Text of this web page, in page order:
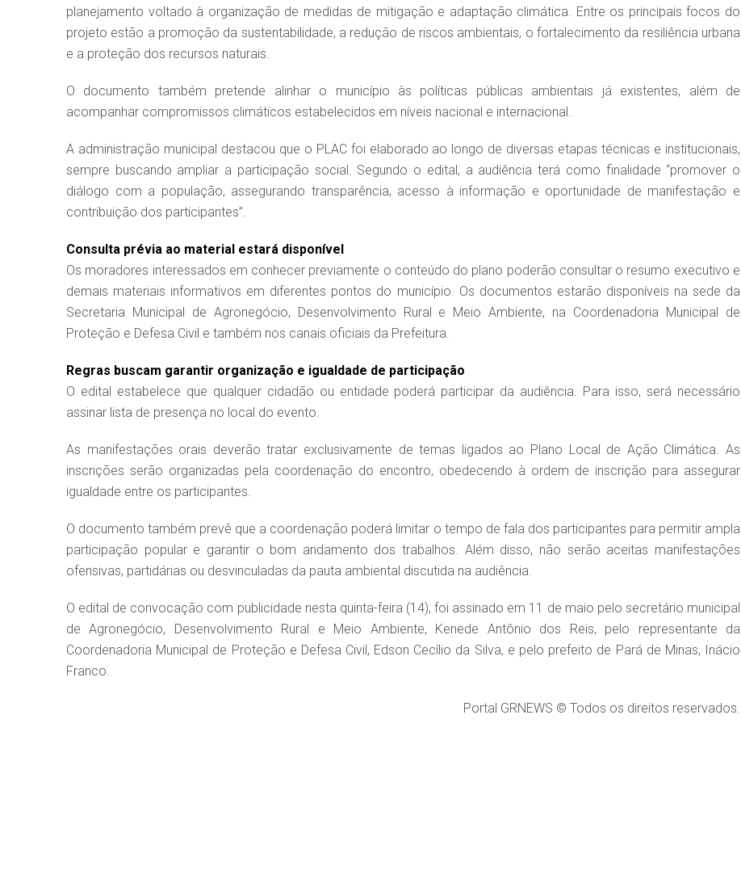
planejamento voltado à organização de medidas de mitigação e adaptação climática. Entre os principais focos do
projeto estão a promoção da sustentabilidade, a redução de riscos ambientais, o fortalecimento da resiliência urbana
e a proteção dos recursos naturais.
O documento também pretende alinhar o município às políticas públicas ambientais já existentes, além de
acompanhar compromissos climáticos estabelecidos em níveis nacional e internacional.
A administração municipal destacou que o PLAC foi elaborado ao longo de diversas etapas técnicas e institucionais,
sempre buscando ampliar a participação social. Segundo o edital, a audiência terá como finalidade “promover o
diálogo com a população, assegurando transparência, acesso à informação e oportunidade de manifestação e
contribuição dos participantes”.
Consulta prévia ao material estará disponível
Os moradores interessados em conhecer previamente o conteúdo do plano poderão consultar o resumo executivo e
demais materiais informativos em diferentes pontos do município. Os documentos estarão disponíveis na sede da
Secretaria Municipal de Agronegócio, Desenvolvimento Rural e Meio Ambiente, na Coordenadoria Municipal de
Proteção e Defesa Civil e também nos canais oficiais da Prefeitura.
Regras buscam garantir organização e igualdade de participação
O edital estabelece que qualquer cidadão ou entidade poderá participar da audiência. Para isso, será necessário
assinar lista de presença no local do evento.
As manifestações orais deverão tratar exclusivamente de temas ligados ao Plano Local de Ação Climática. As
inscrições serão organizadas pela coordenação do encontro, obedecendo à ordem de inscrição para assegurar
igualdade entre os participantes.
O documento também prevê que a coordenação poderá limitar o tempo de fala dos participantes para permitir ampla
participação popular e garantir o bom andamento dos trabalhos. Além disso, não serão aceitas manifestações
ofensivas, partidárias ou desvinculadas da pauta ambiental discutida na audiência.
O edital de convocação com publicidade nesta quinta-feira (14), foi assinado em 11 de maio pelo secretário municipal
de Agronegócio, Desenvolvimento Rural e Meio Ambiente, Kenede Antônio dos Reis, pelo representante da
Coordenadoria Municipal de Proteção e Defesa Civil, Edson Cecílio da Silva, e pelo prefeito de Pará de Minas, Inácio
Franco.
Portal GRNEWS © Todos os direitos reservados.